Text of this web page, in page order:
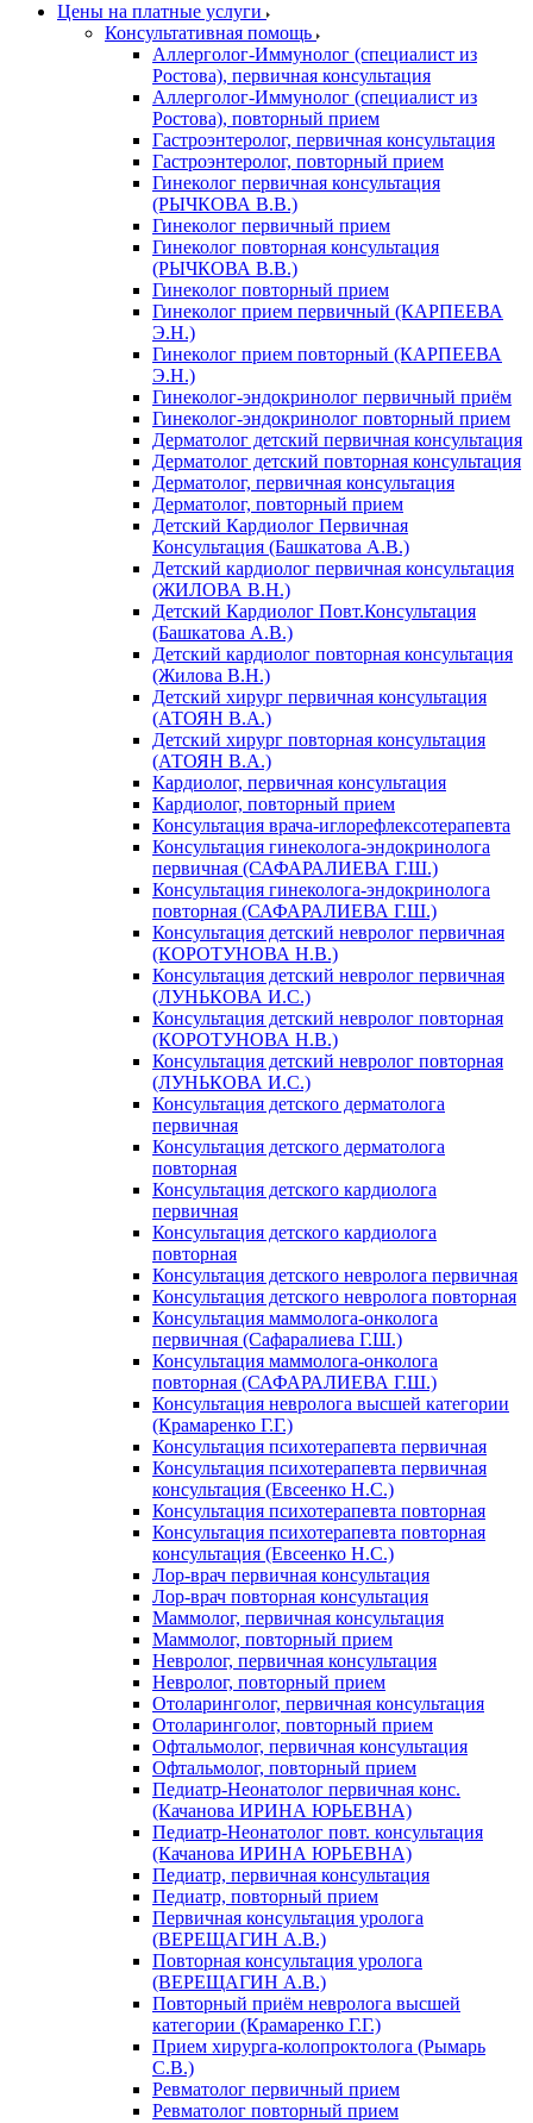
Цены на платные услуги
Консультативная помощь
Аллерголог-Иммунолог (специалист из
Ростова), первичная консультация
Аллерголог-Иммунолог (специалист из
Ростова), повторный прием
Гастроэнтеролог, первичная консультация
Гастроэнтеролог, повторный прием
Гинеколог первичная консультация
(РЫЧКОВА В.В.)
Гинеколог первичный прием
Гинеколог повторная консультация
(РЫЧКОВА В.В.)
Гинеколог повторный прием
Гинеколог прием первичный (КАРПЕЕВА
Э.Н.)
Гинеколог прием повторный (КАРПЕЕВА
Э.Н.)
Гинеколог-эндокринолог первичный приём
Гинеколог-эндокринолог повторный прием
Дерматолог детский первичная консультация
Дерматолог детский повторная консультация
Дерматолог, первичная консультация
Дерматолог, повторный прием
Детский Кардиолог Первичная
Консультация (Башкатова А.В.)
Детский кардиолог первичная консультация
(ЖИЛОВА В.Н.)
Детский Кардиолог Повт.Консультация
(Башкатова А.В.)
Детский кардиолог повторная консультация
(Жилова В.Н.)
Детский хирург первичная консультация
(АТОЯН В.А.)
Детский хирург повторная консультация
(АТОЯН В.А.)
Кардиолог, первичная консультация
Кардиолог, повторный прием
Консультация врача-иглорефлексотерапевта
Консультация гинеколога-эндокринолога
первичная (САФАРАЛИЕВА Г.Ш.)
Консультация гинеколога-эндокринолога
повторная (САФАРАЛИЕВА Г.Ш.)
Консультация детский невролог первичная
(КОРОТУНОВА Н.В.)
Консультация детский невролог первичная
(ЛУНЬКОВА И.С.)
Консультация детский невролог повторная
(КОРОТУНОВА Н.В.)
Консультация детский невролог повторная
(ЛУНЬКОВА И.С.)
Консультация детского дерматолога
первичная
Консультация детского дерматолога
повторная
Консультация детского кардиолога
первичная
Консультация детского кардиолога
повторная
Консультация детского невролога первичная
Консультация детского невролога повторная
Консультация маммолога-онколога
первичная (Сафаралиева Г.Ш.)
Консультация маммолога-онколога
повторная (САФАРАЛИЕВА Г.Ш.)
Консультация невролога высшей категории
(Крамаренко Г.Г.)
Консультация психотерапевта первичная
Консультация психотерапевта первичная
консультация (Евсеенко Н.С.)
Консультация психотерапевта повторная
Консультация психотерапевта повторная
консультация (Евсеенко Н.С.)
Лор-врач первичная консультация
Лор-врач повторная консультация
Маммолог, первичная консультация
Маммолог, повторный прием
Невролог, первичная консультация
Невролог, повторный прием
Отоларинголог, первичная консультация
Отоларинголог, повторный прием
Офтальмолог, первичная консультация
Офтальмолог, повторный прием
Педиатр-Неонатолог первичная конс.
(Качанова ИРИНА ЮРЬЕВНА)
Педиатр-Неонатолог повт. консультация
(Качанова ИРИНА ЮРЬЕВНА)
Педиатр, первичная консультация
Педиатр, повторный прием
Первичная консультация уролога
(ВЕРЕЩАГИН А.В.)
Повторная консультация уролога
(ВЕРЕЩАГИН А.В.)
Повторный приём невролога высшей
категории (Крамаренко Г.Г.)
Прием хирурга-колопроктолога (Рымарь
С.В.)
Ревматолог первичный прием
Ревматолог повторный прием